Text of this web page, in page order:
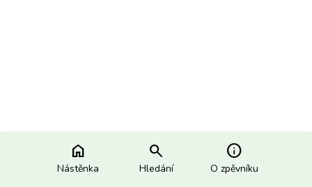
home
Nástěnka
search
Hledání
info
O zpěvníku